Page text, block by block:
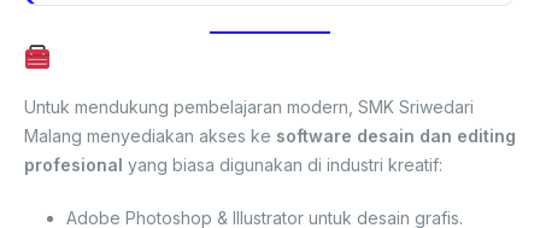
Untuk mendukung pembelajaran modern, SMK Sriwedari
Malang menyediakan akses ke software desain dan editing
profesional yang biasa digunakan di industri kreatif:
Adobe Photoshop & Illustrator untuk desain grafis.